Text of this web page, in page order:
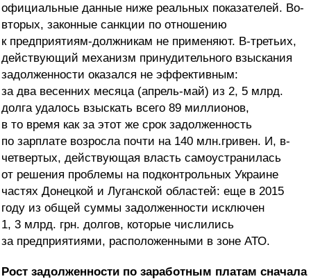
официальные данные ниже реальных показателей. Во-
вторых, законные санкции по отношению
к предприятиям-должникам не применяют. В-третьих,
действующий механизм принудительного взыскания
задолженности оказался не эффективным:
за два весенних месяца (апрель-май) из 2, 5 млрд.
долга удалось взыскать всего 89 миллионов,
в то время как за этот же срок задолженность
по зарплате возросла почти на 140 млн.гривен. И, в-
четвертых, действующая власть самоустранилась
от решения проблемы на подконтрольных Украине
частях Донецкой и Луганской областей: еще в 2015
году из общей суммы задолженности исключен
1, 3 млрд. грн. долгов, которые числились
за предприятиями, расположенными в зоне АТО.
Рост задолженности по заработным платам сначала